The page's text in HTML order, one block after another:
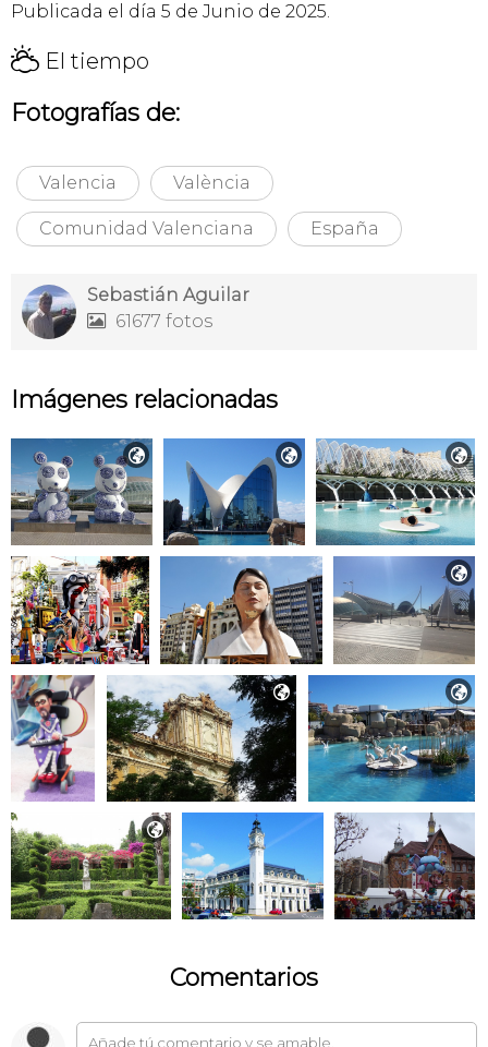
Publicada el día 5 de Junio de 2025.
H El tiempo
Fotografías de:
Valencia València
Comunidad Valenciana España
Sebastián Aguilar
 61677 fotos
Imágenes relacionadas
  

 

Comentarios